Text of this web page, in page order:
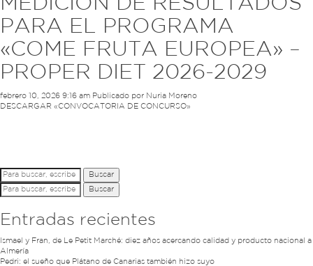
MEDICIÓN DE RESULTADOS
PARA EL PROGRAMA
«COME FRUTA EUROPEA» –
PROPER DIET 2026-2029
febrero 10, 2026 9:16 am Publicado por Nuria Moreno
DESCARGAR «CONVOCATORIA DE CONCURSO»
Buscar
Buscar
Entradas recientes
Ismael y Fran, de Le Petit Marché: diez años acercando calidad y producto nacional a
Almería
Pedri: el sueño que Plátano de Canarias también hizo suyo